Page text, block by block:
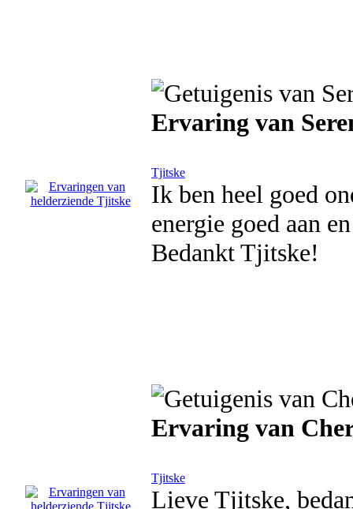
Ervaring van
Tjitske
Ik ben heel goed
energie goed aan
Bedankt Tjitske!
Ervaring van
Tjitske
Lieve Tjitske,